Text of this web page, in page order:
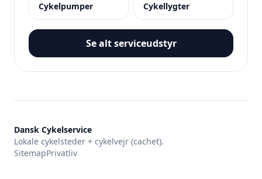
Cykelpumper Cykellygter
Se alt serviceudstyr
Dansk Cykelservice
Lokale cykelsteder + cykelvejr (cachet).
SitemapPrivatliv